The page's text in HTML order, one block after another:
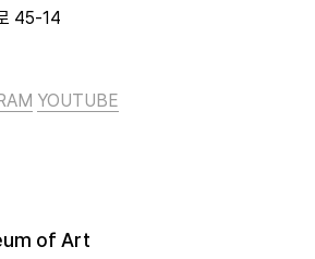
45-14
YOUTUBE
of Art